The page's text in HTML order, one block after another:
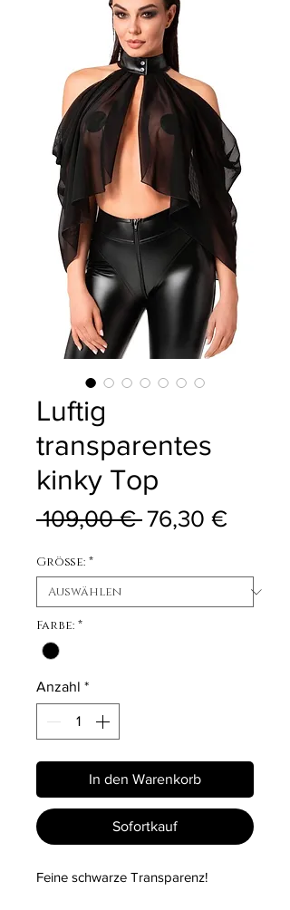
Luftig
transparentes
kinky Top
109,00 € Standardpreis
76,30 €Sale-
Größe: *
Farbe: *
Anzahl *
In den Warenkorb
Sofortkauf
Feine schwarze Transparenz!